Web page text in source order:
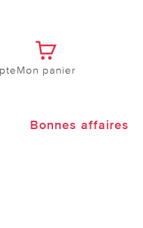
Mon panier
Bonnes affaires